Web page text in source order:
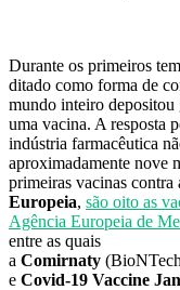
Durante os primeiros
ditado como forma de
mundo inteiro depositou
uma vacina. A resposta
indústria farmacêutica
aproximadamente nove
primeiras vacinas
Europeia, são oito as
Agência Europeia de
entre as quais
a Comirnaty
e Covid-19 Vaccine